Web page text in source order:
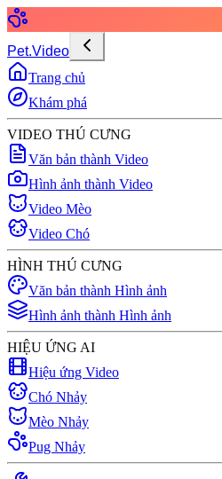
Pet.Video
Trang chủ
Khám phá
VIDEO THÚ CƯNG
Văn bản thành Video
Hình ảnh thành Video
Video Mèo
Video Chó
HÌNH THÚ CƯNG
Văn bản thành Hình ảnh
Hình ảnh thành Hình ảnh
HIỆU ỨNG AI
Hiệu ứng Video
Chó Nhảy
Mèo Nhảy
Pug Nhảy